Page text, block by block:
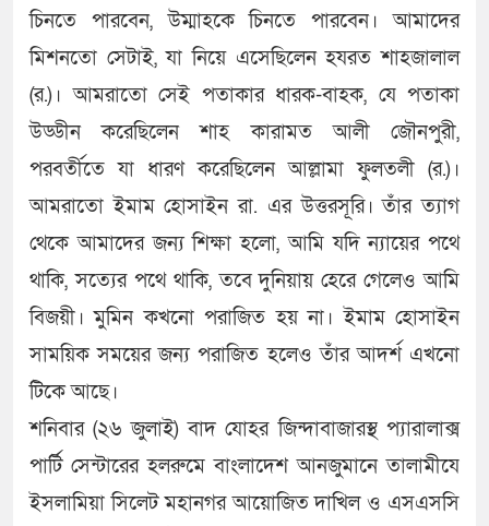
চিনতে পারবেন, উম্মাহকে চিনতে পারবেন। আমাদের
মিশনতো সেটাই, যা নিয়ে এসেছিলেন হযরত শাহজালাল
(র.)। আমরাতো সেই পতাকার ধারক-বাহক, যে পতাকা
উড্ডীন করেছিলেন শাহ কারামত আলী জৌনপুরী,
পরবর্তীতে যা ধারণ করেছিলেন আল্লামা ফুলতলী (র.)।
আমরাতো ইমাম হোসাইন রা. এর উত্তরসূরি। তাঁর ত্যাগ
থেকে আমাদের জন্য শিক্ষা হলো, আমি যদি ন্যায়ের পথে
থাকি, সত্যের পথে থাকি, তবে দুনিয়ায় হেরে গেলেও আমি
বিজয়ী। মুমিন কখনো পরাজিত হয় না। ইমাম হোসাইন
সাময়িক সময়ের জন্য পরাজিত হলেও তাঁর আদর্শ এখনো
টিকে আছে।
শনিবার (২৬ জুলাই) বাদ যোহর জিন্দাবাজারস্থ প্যারালাক্স
পার্টি সেন্টারের হলরুমে বাংলাদেশ আনজুমানে তালামীযে
ইসলামিয়া সিলেট মহানগর আয়োজিত দাখিল ও এসএসসি